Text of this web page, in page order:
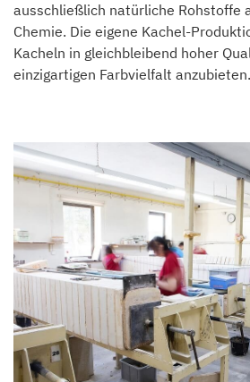
ausschließlich natürliche Rohstoffe
Chemie. Die eigene Kachel-
Kacheln in gleichbleibend hoher
einzigartigen Farbvielfalt anzubieten.